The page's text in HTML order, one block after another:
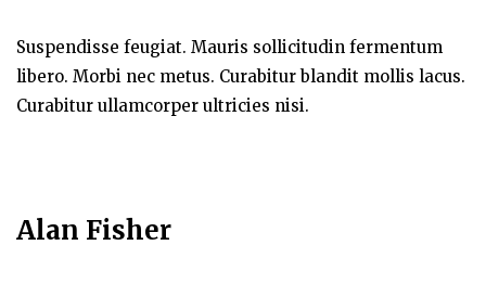
Suspendisse feugiat. Mauris sollicitudin fermentum
libero. Morbi nec metus. Curabitur blandit mollis lacus.
Curabitur ullamcorper ultricies nisi.
Alan Fisher